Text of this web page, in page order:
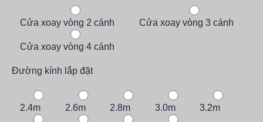
Cửa xoay vòng 2 cánh Cửa xoay vòng 3 cánh
Cửa xoay vòng 4 cánh
Đường kính lắp đặt
2.4m 2.6m 2.8m 3.0m 3.2m